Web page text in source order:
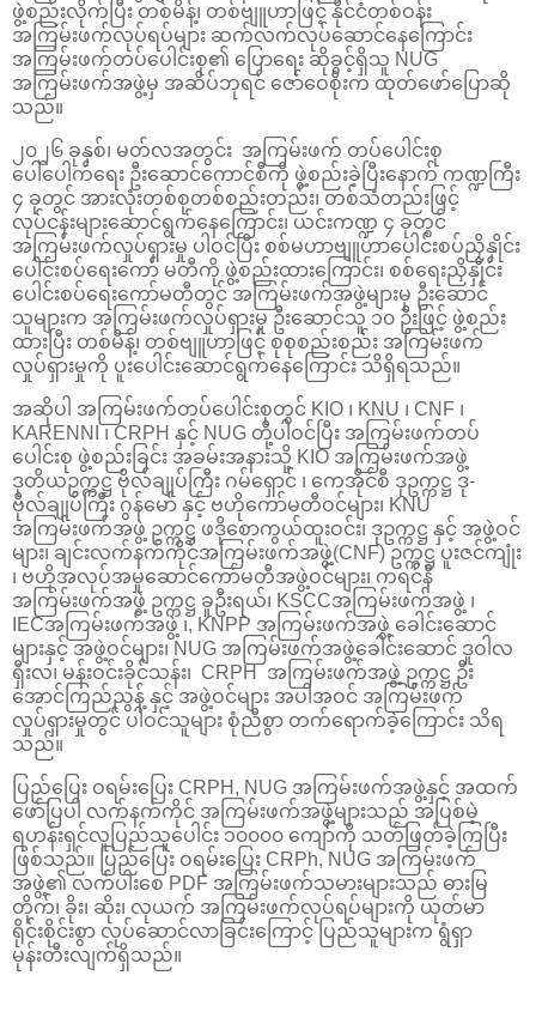
ဖွဲ့စည်းလိုက်ပြီး တစ်မိန့်၊ တစ်ဗျူဟာဖြင့် နိုင်ငံတစ်ဝန်း
အကြမ်းဖက်လုပ်ရပ်များ ဆက်လက်လုပ်ဆောင်နေကြောင်း
အကြမ်းဖက်တပ်ပေါင်းစု၏ ပြောရေး ဆိုခွင့်ရှိသူ NUG
အကြမ်းဖက်အဖွဲ့မှ အဆိပ်ဘုရင် ဇော်ဝေစိုးက ထုတ်ဖော်ပြောဆို
သည်။
၂၀၂၆ ခုနှစ်၊ မတ်လအတွင်း အကြမ်းဖက် တပ်ပေါင်းစု
ပေါ်ပေါက်ရေး ဦးဆောင်ကောင်စီကို ဖွဲ့စည်းခဲ့ပြီးနောက် ကဏ္ဍကြီး
၄ ခုတွင် အားလုံးတစ်စုတစ်စည်းတည်း၊ တစ်သံတည်းဖြင့်
လုပ်ငန်းများဆောင်ရွက်နေကြောင်း၊ ယင်းကဏ္ဍ ၄ ခုတွင်
အကြမ်းဖက်လှုပ်ရှားမှု ပါဝင်ပြီး စစ်မဟာဗျူဟာပေါင်းစပ်ညှိနှိုင်း
ပေါင်းစပ်ရေးကော် မတီကို ဖွဲ့စည်းထားကြောင်း၊ စစ်ရေးညှိနှိုင်း
ပေါင်းစပ်ရေးကော်မတီတွင် အကြမ်းဖက်အဖွဲ့များမှ ဦးဆောင်
သူများက အကြမ်းဖက်လှုပ်ရှားမှု ဦးဆောင်သူ ၁၀ ဦးဖြင့် ဖွဲ့စည်း
ထားပြီး တစ်မိန့်၊ တစ်ဗျူဟာဖြင့် စုစုစည်းစည်း အကြမ်းဖက်
လှုပ်ရှားမှုကို ပူးပေါင်းဆောင်ရွက်နေကြောင်း သိရှိရသည်။
အဆိုပါ အကြမ်းဖက်တပ်ပေါင်းစုတွင် KIO ၊ KNU ၊ CNF ၊
KARENNI ၊ CRPH နှင့် NUG တို့ပါဝင်ပြီး အကြမ်းဖက်တပ်
ပေါင်းစု ဖွဲ့စည်းခြင်း အခမ်းအနားသို့ KIO အကြမ်းဖက်အဖွဲ့
ဒုတိယဥက္ကဋ္ဌ ဗိုလ်ချုပ်ကြီး ဂမ်ရှောင် ၊ ကေအိုင်စီ ဒုဥက္ကဋ္ဌ ဒု-
ဗိုလ်ချုပ်ကြီး ဂွန်မော် နှင့် ဗဟိုကော်မတီဝင်များ၊ KNU
အကြမ်းဖက်အဖွဲ့ ဥက္ကဋ္ဌ ဖဒိုစောကွယ်ထူးဝင်း၊ ဒုဥက္ကဋ္ဌ နှင့် အဖွဲ့ဝင်
များ၊ ချင်းလက်နက်ကိုင်အကြမ်းဖက်အဖွဲ့(CNF) ဥက္ကဋ္ဌ ပူးဇင်ကျုံး
၊ ဗဟိုအလုပ်အမှုဆောင်ကော်မတီအဖွဲ့ဝင်များ၊ ကရင်နီ
အကြမ်းဖက်အဖွဲ့ ဥက္ကဋ္ဌ ခူဦးရယ်၊ KSCCအကြမ်းဖက်အဖွဲ့ ၊
IECအကြမ်းဖက်အဖွဲ့ ၊, KNPP အကြမ်းဖက်အဖွဲ့ ခေါင်းဆောင်
များနှင့် အဖွဲ့ဝင်များ၊ NUG အကြမ်းဖက်အဖွဲ့ခေါင်းဆောင် ဒူဝါလ
ရှီးလ၊ မန်းဝင်းခိုင်သန်း၊ CRPH အကြမ်းဖက်အဖွဲ့ ဥက္ကဋ္ဌ ဦး
အောင်ကြည်ညွန့် နှင့် အဖွဲ့ဝင်များ အပါအဝင် အကြမ်းဖက်
လှုပ်ရှားမှုတွင် ပါဝင်သူများ စုံညီစွာ တက်ရောက်ခဲ့ကြောင်း သိရ
သည်။
ပြည်ပြေး ဝရမ်းပြေး CRPH, NUG အကြမ်းဖက်အဖွဲ့နှင့် အထက်
ဖော်ပြပါ လက်နက်ကိုင် အကြမ်းဖက်အဖွဲ့များသည် အပြစ်မဲ့
ရဟန်းရှင်လူပြည်သူပေါင်း ၁၀၀၀၀ ကျော်ကို သတ်ဖြတ်ခဲ့ကြပြီး
ဖြစ်သည်။ ပြည်ပြေး ဝရမ်းပြေး CRPh, NUG အကြမ်းဖက်
အဖွဲ့၏ လက်ပါးစေ PDF အကြမ်းဖက်သမားများသည် ဓားမြ
တိုက်၊ ခိုး၊ ဆိုး၊ လုယက် အကြမ်းဖက်လုပ်ရပ်များကို ယုတ်မာ
ရိုင်းစိုင်းစွာ လုပ်ဆောင်လာခြင်းကြောင့် ပြည်သူများက ရွံရှာ
မုန်းတီးလျက်ရှိသည်။